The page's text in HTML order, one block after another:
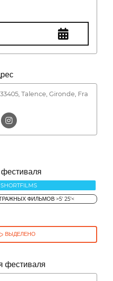
33405, Talence, Gironde, Fra
ФИЛЬМОВ >5' 25'<
ВЫДЕЛЕНО
фестиваля